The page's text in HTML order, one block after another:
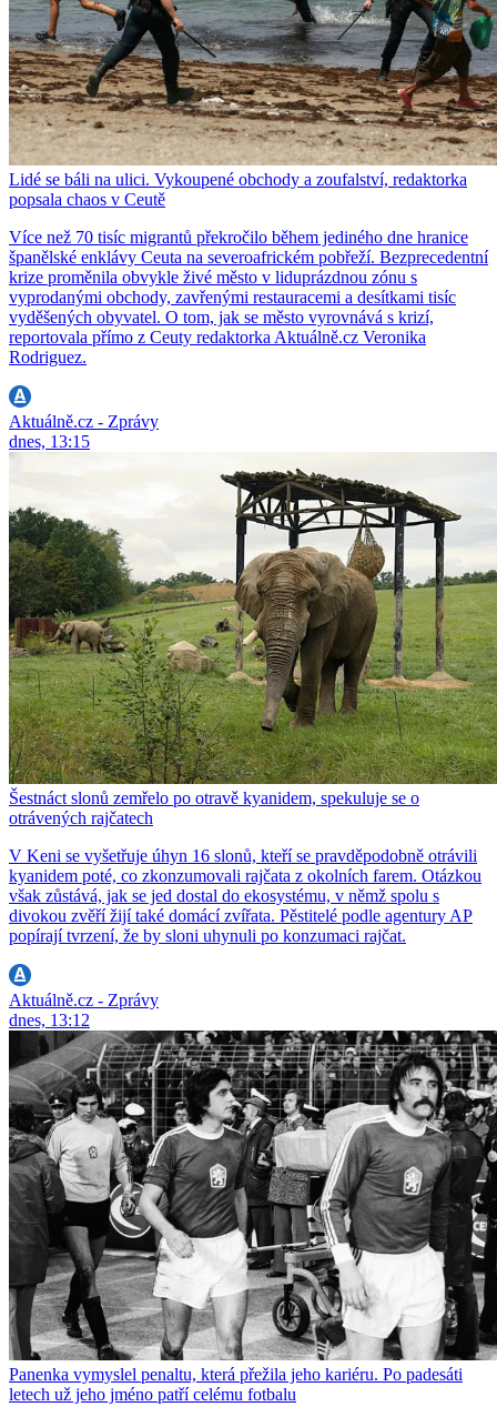
Lidé se báli na ulici. Vykoupené obchody a zoufalství, redaktorka
popsala chaos v Ceutě
Více než 70 tisíc migrantů překročilo během jediného dne hranice
španělské enklávy Ceuta na severoafrickém pobřeží. Bezprecedentní
krize proměnila obvykle živé město v liduprázdnou zónu s
vyprodanými obchody, zavřenými restauracemi a desítkami tisíc
vyděšených obyvatel. O tom, jak se město vyrovnává s krizí,
reportovala přímo z Ceuty redaktorka Aktuálně.cz Veronika
Rodriguez.
Aktuálně.cz - Zprávy
dnes, 13:15
Šestnáct slonů zemřelo po otravě kyanidem, spekuluje se o
otrávených rajčatech
V Keni se vyšetřuje úhyn 16 slonů, kteří se pravděpodobně otrávili
kyanidem poté, co zkonzumovali rajčata z okolních farem. Otázkou
však zůstává, jak se jed dostal do ekosystému, v němž spolu s
divokou zvěří žijí také domácí zvířata. Pěstitelé podle agentury AP
popírají tvrzení, že by sloni uhynuli po konzumaci rajčat.
Aktuálně.cz - Zprávy
dnes, 13:12
Panenka vymyslel penaltu, která přežila jeho kariéru. Po padesáti
letech už jeho jméno patří celému fotbalu